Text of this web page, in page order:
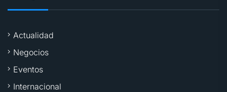
Actualidad
Negocios
Eventos
Internacional